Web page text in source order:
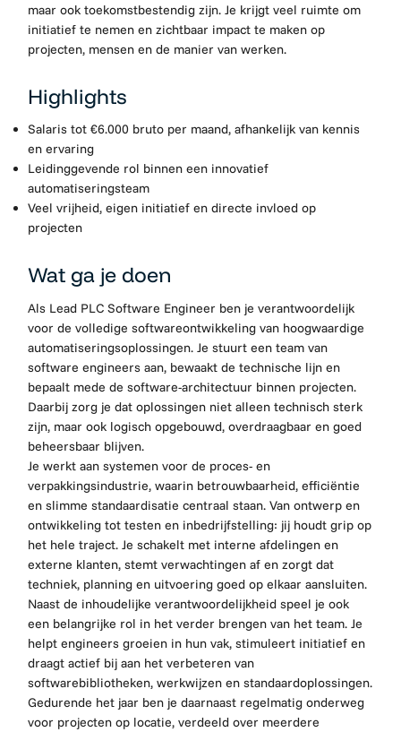
maar ook toekomstbestendig zijn. Je krijgt veel ruimte om
initiatief te nemen en zichtbaar impact te maken op
projecten, mensen en de manier van werken.
Highlights
Salaris tot €6.000 bruto per maand, afhankelijk van kennis
en ervaring
Leidinggevende rol binnen een innovatief
automatiseringsteam
Veel vrijheid, eigen initiatief en directe invloed op
projecten
Wat ga je doen
Als Lead PLC Software Engineer ben je verantwoordelijk
voor de volledige softwareontwikkeling van hoogwaardige
automatiseringsoplossingen. Je stuurt een team van
software engineers aan, bewaakt de technische lijn en
bepaalt mede de software-architectuur binnen projecten.
Daarbij zorg je dat oplossingen niet alleen technisch sterk
zijn, maar ook logisch opgebouwd, overdraagbaar en goed
beheersbaar blijven.
Je werkt aan systemen voor de proces- en
verpakkingsindustrie, waarin betrouwbaarheid, efficiëntie
en slimme standaardisatie centraal staan. Van ontwerp en
ontwikkeling tot testen en inbedrijfstelling: jij houdt grip op
het hele traject. Je schakelt met interne afdelingen en
externe klanten, stemt verwachtingen af en zorgt dat
techniek, planning en uitvoering goed op elkaar aansluiten.
Naast de inhoudelijke verantwoordelijkheid speel je ook
een belangrijke rol in het verder brengen van het team. Je
helpt engineers groeien in hun vak, stimuleert initiatief en
draagt actief bij aan het verbeteren van
softwarebibliotheken, werkwijzen en standaardoplossingen.
Gedurende het jaar ben je daarnaast regelmatig onderweg
voor projecten op locatie, verdeeld over meerdere